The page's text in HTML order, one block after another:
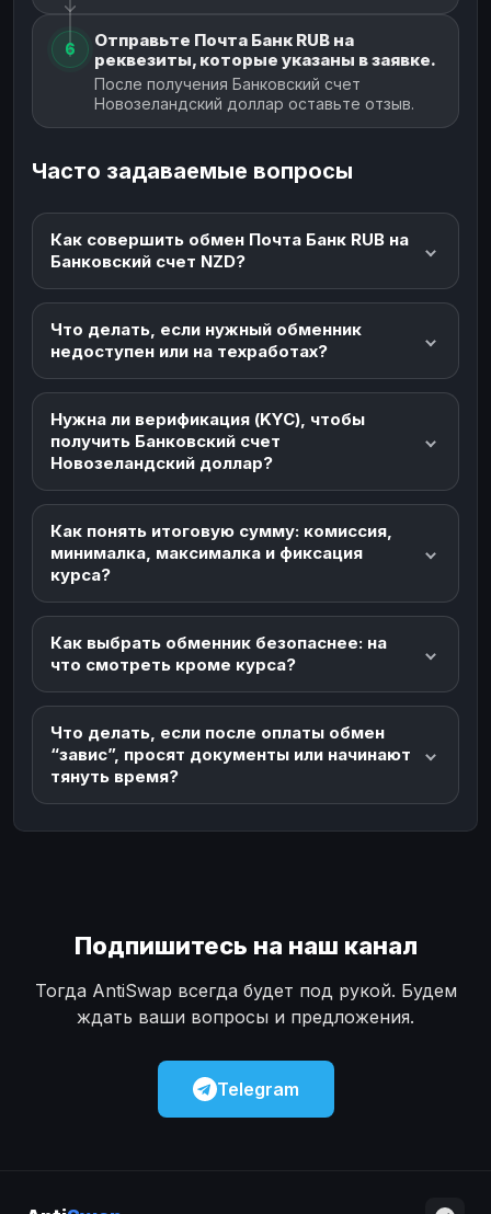
6
Отправьте Почта Банк RUB на
реквезиты, которые указаны в заявке.
После получения Банковский счет
Новозеландский доллар оставьте отзыв.
Часто задаваемые вопросы
Как совершить обмен Почта Банк RUB на
Банковский счет NZD?
Что делать, если нужный обменник
недоступен или на техработах?
Нужна ли верификация (KYC), чтобы
получить Банковский счет
Новозеландский доллар?
Как понять итоговую сумму: комиссия,
минималка, максималка и фиксация
курса?
Как выбрать обменник безопаснее: на
что смотреть кроме курса?
Что делать, если после оплаты обмен
“завис”, просят документы или начинают
тянуть время?
Подпишитесь на наш канал
Тогда AntiSwap всегда будет под рукой. Будем
ждать ваши вопросы и предложения.
Telegram